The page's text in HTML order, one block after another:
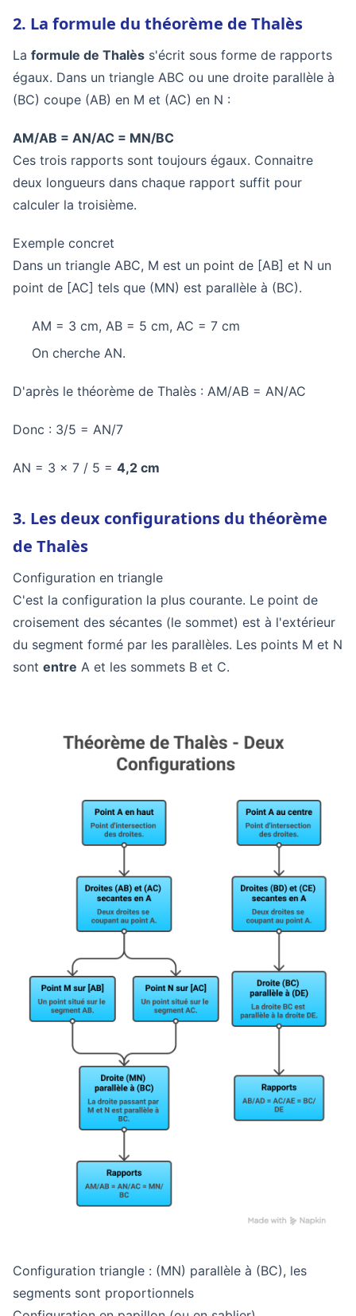
2. La formule du théorème de Thalès
La formule de Thalès s'écrit sous forme de rapports
égaux. Dans un triangle ABC ou une droite parallèle à
(BC) coupe (AB) en M et (AC) en N :
AM/AB = AN/AC = MN/BC
Ces trois rapports sont toujours égaux. Connaitre
deux longueurs dans chaque rapport suffit pour
calculer la troisième.
Exemple concret
Dans un triangle ABC, M est un point de [AB] et N un
point de [AC] tels que (MN) est parallèle à (BC).
AM = 3 cm, AB = 5 cm, AC = 7 cm
On cherche AN.
D'après le théorème de Thalès : AM/AB = AN/AC
Donc : 3/5 = AN/7
AN = 3 x 7 / 5 = 4,2 cm
3. Les deux configurations du théorème
de Thalès
Configuration en triangle
C'est la configuration la plus courante. Le point de
croisement des sécantes (le sommet) est à l'extérieur
du segment formé par les parallèles. Les points M et N
sont entre A et les sommets B et C.
Configuration triangle : (MN) parallèle à (BC), les
segments sont proportionnels